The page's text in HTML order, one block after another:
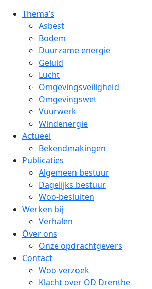
Thema’s
Asbest
Bodem
Duurzame energie
Geluid
Lucht
Omgevingsveiligheid
Omgevingswet
Vuurwerk
Windenergie
Actueel
Bekendmakingen
Publicaties
Algemeen bestuur
Dagelijks bestuur
Woo-besluiten
Werken bij
Verhalen
Over ons
Onze opdrachtgevers
Contact
Woo-verzoek
Klacht over OD Drenthe